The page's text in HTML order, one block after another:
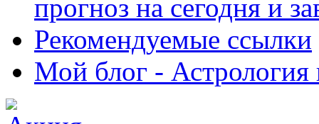
прогноз на сегодня и
Рекомендуемые ссылки
Мой блог - Астрология